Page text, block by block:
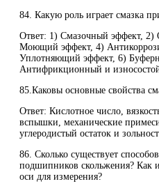
84. Какую роль играет смазка
Ответ: 1) Смазочный эффект,
Моющий эффект, 4)
Уплотняющий эффект, 6)
Антифрикционный и
85.Каковы основные свойства
Ответ: Кислотное число,
вспышки, механические
углеродистый остаток и
86. Сколько существует
подшипников скольжения? Как
оси для измерения?